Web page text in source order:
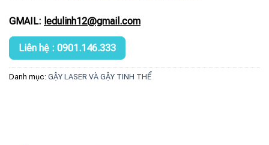
GMAIL: ledulinh12@gmail.com
Liên hệ : 0901.146.333
Danh mục: GẬY LASER VÀ GẬY TINH THỂ